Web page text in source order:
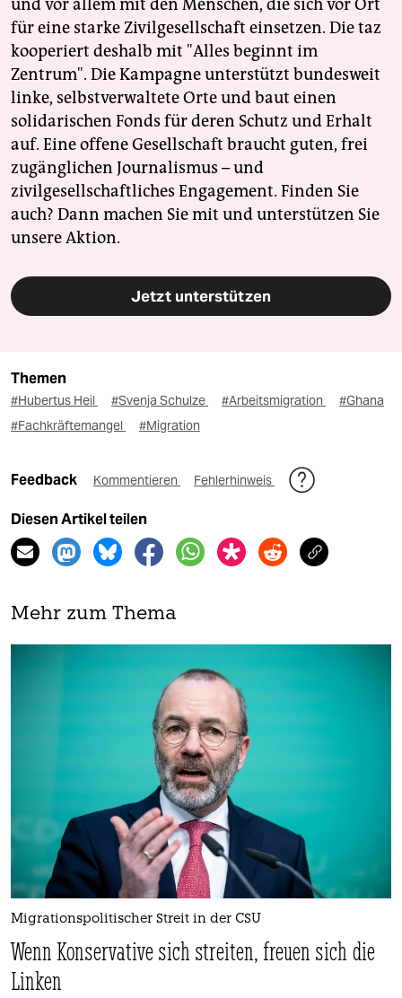
und vor allem mit den Menschen, die sich vor Ort
für eine starke Zivilgesellschaft einsetzen. Die taz
kooperiert deshalb mit "Alles beginnt im
Zentrum". Die Kampagne unterstützt bundesweit
linke, selbstverwaltete Orte und baut einen
solidarischen Fonds für deren Schutz und Erhalt
auf. Eine offene Gesellschaft braucht guten, frei
zugänglichen Journalismus – und
zivilgesellschaftliches Engagement. Finden Sie
auch? Dann machen Sie mit und unterstützen Sie
unsere Aktion.
Jetzt unterstützen
Themen
#Hubertus Heil #Svenja Schulze #Arbeitsmigration
#Ghana
#Fachkräftemangel
#Migration
Feedback Kommentieren Fehlerhinweis
Diesen Artikel teilen
Mehr zum Thema
Migrationspolitischer Streit in der CSU
Wenn Konservative sich streiten, freuen sich die
Linken